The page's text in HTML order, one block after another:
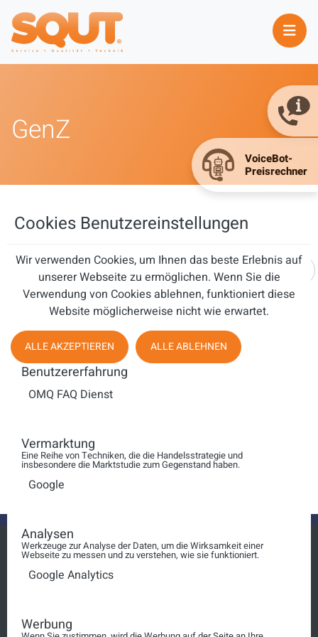
GenZ
GenZ
Teil des Titels eingeben FILTER ZURÜCKSETZEN
Anzeige #
Die Generation Z macht
mich wahnsinnig
(nachdenklich)!
Fight: Babyboomer
versus Zoomer
squt@schosimo.de
Cookies Benutzereinstellungen
Wir verwenden Cookies, um Ihnen das beste Erlebnis auf
unserer Webseite zu ermöglichen. Wenn Sie die
Verwendung von Cookies ablehnen, funktioniert diese
Website möglicherweise nicht wie erwartet.
ALLE AKZEPTIEREN ALLE ABLEHNEN
Benutzererfahrung
OMQ FAQ Dienst
Vermarktung
Eine Reihe von Techniken, die die Handelsstrategie und
insbesondere die Marktstudie zum Gegenstand haben.
Google
Analysen
Werkzeuge zur Analyse der Daten, um die Wirksamkeit einer
Webseite zu messen und zu verstehen, wie sie funktioniert.
Google Analytics
Werbung